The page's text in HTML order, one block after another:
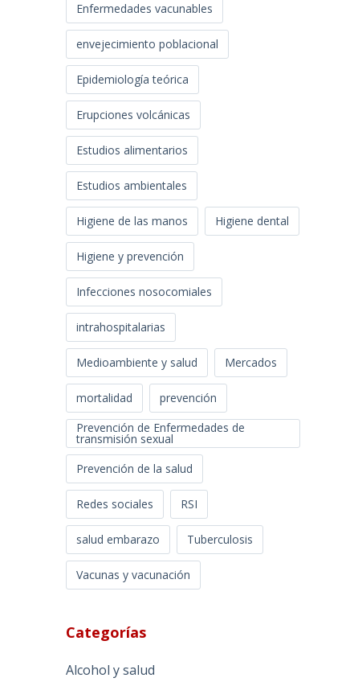
Enfermedades vacunables
envejecimiento poblacional
Epidemiología teórica
Erupciones volcánicas
Estudios alimentarios
Estudios ambientales
Higiene de las manos Higiene dental
Higiene y prevención
Infecciones nosocomiales
intrahospitalarias
Medioambiente y salud Mercados
mortalidad
prevención
Prevención de Enfermedades de
transmisión sexual
Prevención de la salud
Redes sociales RSI
salud embarazo Tuberculosis
Vacunas y vacunación
Categorías
Alcohol y salud